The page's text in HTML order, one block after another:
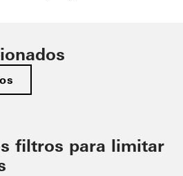
filtros para limitar